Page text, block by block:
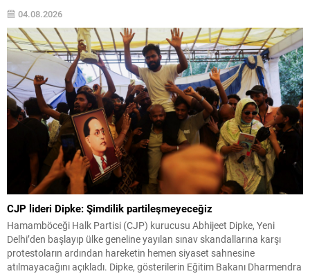
saldırıları, topçu atışları ve silahlı saldırıların sürdüğünü; bunun
sonucunda...
04.08.2026
CJP lideri Dipke: Şimdilik partileşmeyeceğiz
Hamamböceği Halk Partisi (CJP) kurucusu Abhijeet Dipke, Yeni
Delhi’den başlayıp ülke geneline yayılan sınav skandallarına karşı
protestoların ardından hareketin hemen siyaset sahnesine
atılmayacağını açıkladı. Dipke, gösterilerin Eğitim Bakanı Dharmendra